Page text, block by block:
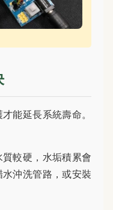
能延長系統壽命。
質較硬，水垢積累會
沖洗管路，或安裝